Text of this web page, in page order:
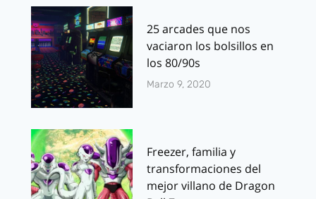
25 arcades que nos
vaciaron los bolsillos en
los 80/90s
Marzo 9, 2020
Freezer, familia y
transformaciones del
mejor villano de Dragon